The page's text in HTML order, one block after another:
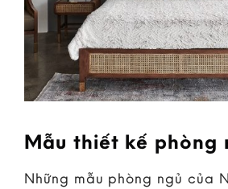
Mẫu thiết kế phòng
Những mẫu phòng ngủ của